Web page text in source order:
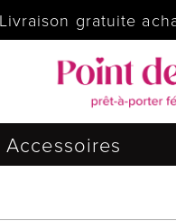
Livraison gratuite
Accessoires